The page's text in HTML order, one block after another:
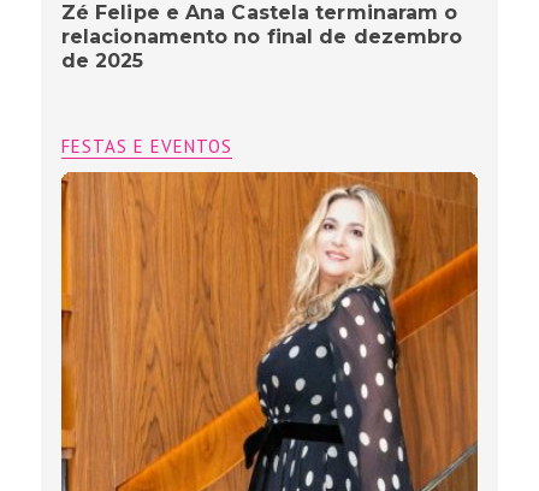
Zé Felipe e Ana Castela terminaram o
relacionamento no final de dezembro
de 2025
FESTAS E EVENTOS